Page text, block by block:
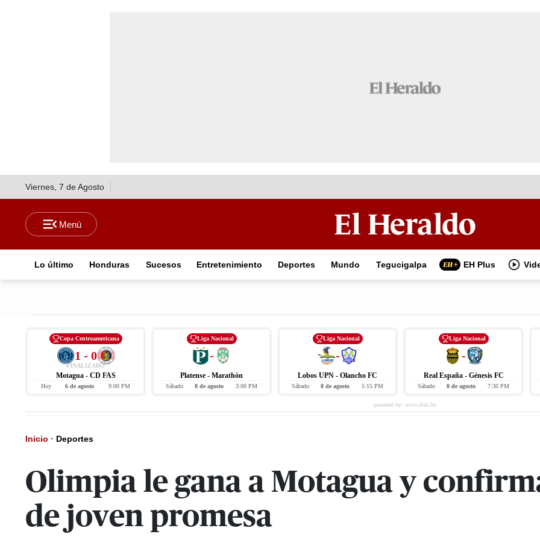
Viernes, 7 de Agosto
Lo último Honduras Sucesos Entretenimiento Deportes Mundo Tegucigalpa EH Plus
Copa Centroamericana
1 - 0
FINALIZADO
Motagua - CD FAS
Hoy 6 de agosto 9:00 PM
Liga Nacional
-
Platense - Marathón
Sábado 8 de agosto 3:00 PM
Liga Nacional
-
Lobos UPN - Olancho FC
Sábado 8 de agosto 5:15 PM
Liga Nacional
-
Real España - Génesis FC
Sábado 8 de agosto 7:30 PM
Inicio · Deportes
Olimpia le gana a Motagua y
de joven promesa